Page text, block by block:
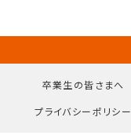
卒業生の皆さまへ
プライバシーポリシー